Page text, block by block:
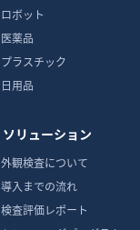
ロボット
医薬品
プラスチック
日用品
ソリューション
外観検査について
導入までの流れ
検査評価レポート